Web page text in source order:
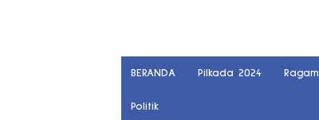
BERANDA Pilkada 2024 Ragam
Politik